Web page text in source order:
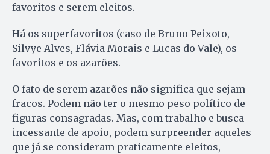
favoritos e serem eleitos.
Há os superfavoritos (caso de Bruno Peixoto,
Silvye Alves, Flávia Morais e Lucas do Vale), os
favoritos e os azarões.
O fato de serem azarões não significa que sejam
fracos. Podem não ter o mesmo peso político de
figuras consagradas. Mas, com trabalho e busca
incessante de apoio, podem surpreender aqueles
que já se consideram praticamente eleitos,